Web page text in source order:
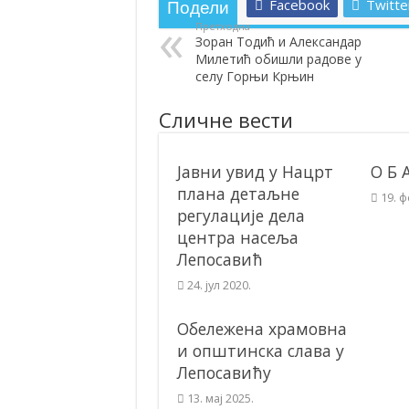
Полагањем венаца и свечаном
Братске и пријатељске општине и
ОБАВЕШТЕЊЕ – Бесплатан СкиПас
Подели Facebook
Претходна
Зоран Тодић и Александар
Милетић обишли радове у
селу Горњи Крњин
Сличне вести
Јавни увид у Нацрт
плана детаљне
регулације дела
центра насеља
Лепосавић
24. јул 2020.
О Б
19.
Обележена храмовна
и општинска слава у
Лепосавићу
13. мај 2025.